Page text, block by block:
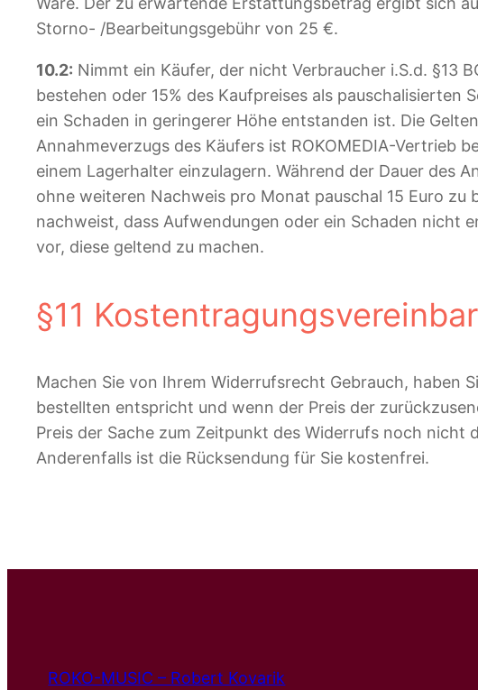
Storno- /Bearbeitungsgebühr von 25 €.
10.2: Nimmt ein Käufer, der nicht Verbraucher i.S.d. §13
bestehen oder 15% des Kaufpreises als
ein Schaden in geringerer Höhe entstanden ist. Die
Annahmeverzugs des Käufers ist ROKOMEDIA-Vertrieb
einem Lagerhalter einzulagern. Während der Dauer des
ohne weiteren Nachweis pro Monat pauschal 15 Euro
nachweist, dass Aufwendungen oder ein Schaden nicht
vor, diese geltend zu machen.
§11
Machen Sie von Ihrem Widerrufsrecht Gebrauch, haben
bestellten entspricht und wenn der Preis der
Preis der Sache zum Zeitpunkt des Widerrufs noch
Anderenfalls ist die Rücksendung für Sie kostenfrei.
ROKO-MUSIC – Robert Kovarik